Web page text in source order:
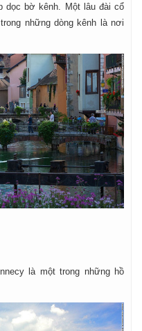
dọc bờ kênh. Một lâu đài cổ
những dòng kênh là nơi
là một trong những hồ